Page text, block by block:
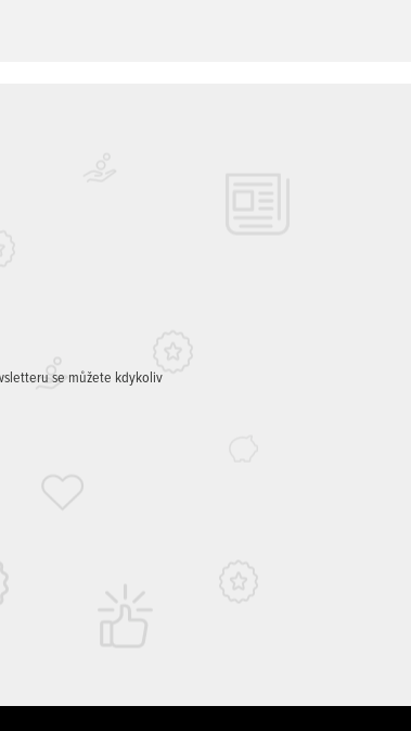
se můžete kdykoliv